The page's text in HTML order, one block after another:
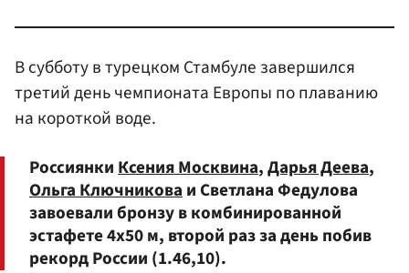
В субботу в турецком Стамбуле завершился
третий день чемпионата Европы по плаванию
на короткой воде.
РоссиянкиКсения Москвина,Дарья Деева,
Ольга Ключниковаи Светлана Федулова
завоевали бронзу в комбинированной
эстафете 4х50 м, второй раз за день побив
рекорд России (1.46,10).